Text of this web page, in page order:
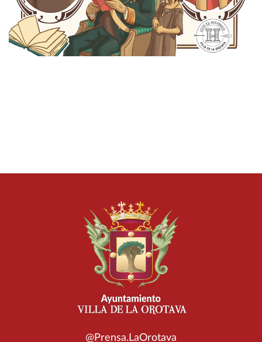
@Prensa.LaOrotava